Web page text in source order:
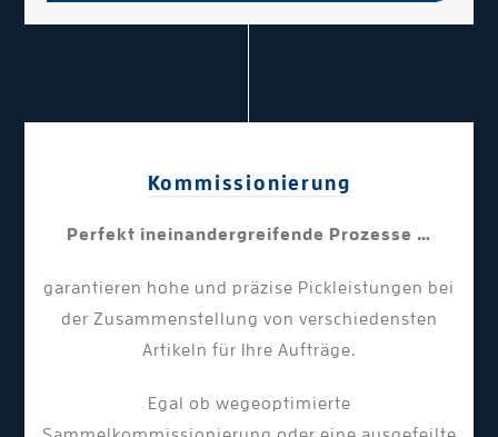
Kommissionierung
Perfekt ineinandergreifende Prozesse …
garantieren hohe und präzise Pickleistungen bei
der Zusammenstellung von verschiedensten
Artikeln für Ihre Aufträge.
Egal ob wegeoptimierte